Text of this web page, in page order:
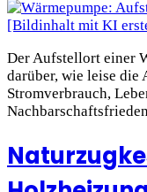
Der Aufstellort einer
darüber, wie leise die
Stromverbrauch,